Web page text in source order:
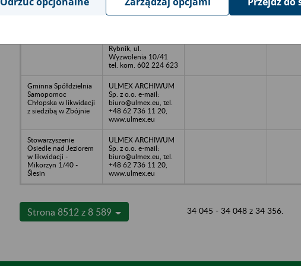
ARCHIWINTROX
Rybnik, ul.
Wyzwolenia 10/41
tel. kom. 602 224 623
Gminna Spółdzielnia
Samopomoc
Chłopska w likwidacji
z siedzibą w Zbójnie
ULMEX ARCHIWUM
Sp. z o.o. e-mail:
biuro@ulmex.eu, tel.
+48 62 736 11 20,
www.ulmex.eu
Stowarzyszenie
Osiedle nad Jeziorem
w likwidacji -
Mikorzyn 1/40 -
Ślesin
ULMEX ARCHIWUM
Sp. z o.o. e-mail:
biuro@ulmex.eu, tel.
+48 62 736 11 20,
www.ulmex.eu
Strona 8512 z 8 589 34 045 - 34 048 z 34 356.